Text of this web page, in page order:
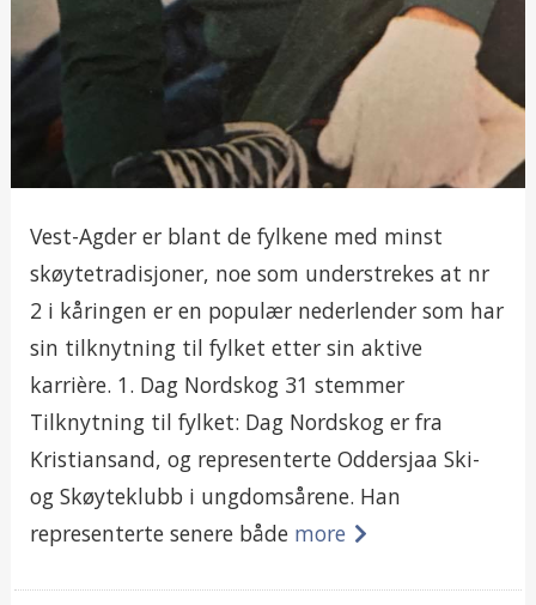
Vest-Agder er blant de fylkene med minst
skøytetradisjoner, noe som understrekes at nr
2 i kåringen er en populær nederlender som har
sin tilknytning til fylket etter sin aktive
karrière. 1. Dag Nordskog 31 stemmer
Tilknytning til fylket: Dag Nordskog er fra
Kristiansand, og representerte Oddersjaa Ski-
og Skøyteklubb i ungdomsårene. Han
representerte senere både more